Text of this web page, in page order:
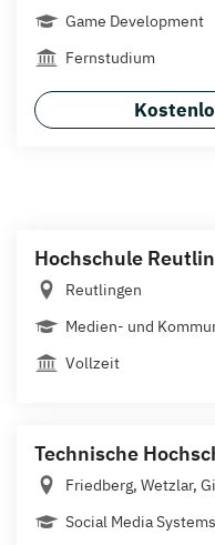
Game Development
Fernstudium
Hochschule
Reutlingen
Medien- und
Vollzeit
Technische
Friedberg, Wetzlar,
Social Media